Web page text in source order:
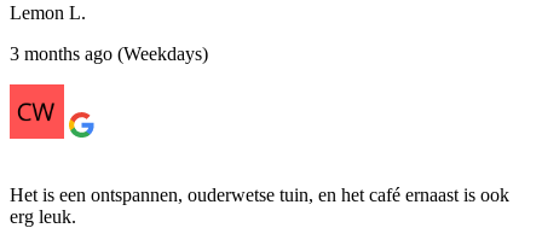
Lemon L.
3 months ago (Weekdays)
Het is een ontspannen, ouderwetse tuin, en het café ernaast is ook
erg leuk.